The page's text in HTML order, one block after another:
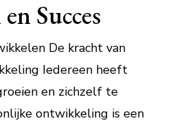
Succes
De kracht van
Iedereen heeft
en zichzelf te
ontwikkeling is een